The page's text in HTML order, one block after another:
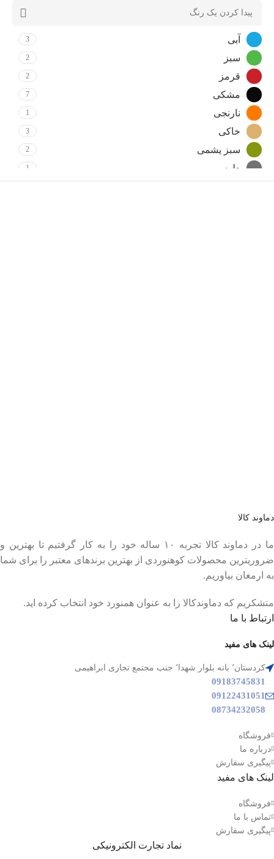
آبی 3
سبز 2
قرمز 2
مشکی 7
نارنجی 1
خاکی 3
سبز یشمی 2
طوسی 1
دماوند کالا
ما در دماوند کالا تجربه ۱۰ ساله خود را به کار گرفتیم تا بهترین و
ضروریترین محصولات کوهنوردی از بهترین برندهای معتبر را برای شما
به ارمغان بیاوریم.
متشکریم که دماوندکالا را به عنوان همنورد خود انتخاب کرده اید.
ارتباط با ما
لینک های مفید
کردستان٬ بانه بلوار شهدا٬ جنب مجتمع تجاری ابراهیمی
09183745831
09122431051
08734232058
فروشگاه
درباره ما
پیگیری سفارش
لینک های مفید
فروشگاه
تماس با ما
پیگیری سفارش
نماد تجارت الکترونیکی